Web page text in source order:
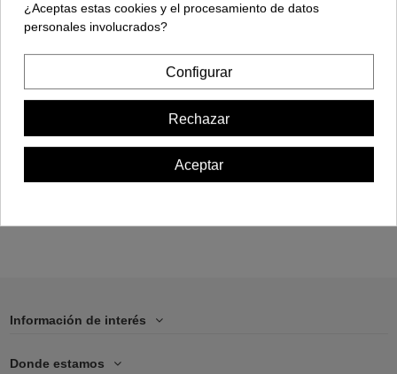
Funda Móvil - iPhone
17,00 €
Información de interés
Donde estamos
¿Aceptas estas cookies y el procesamiento de datos
personales involucrados?
Configurar
Rechazar
Aceptar